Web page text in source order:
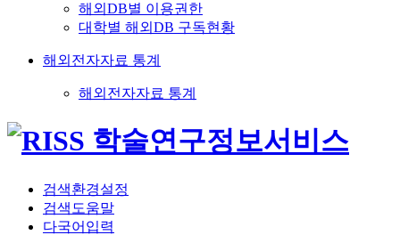
해외DB별 이용권한
대학별 해외DB 구독현황
해외전자자료 통계
해외전자자료 통계
검색환경설정
검색도움말
다국어입력